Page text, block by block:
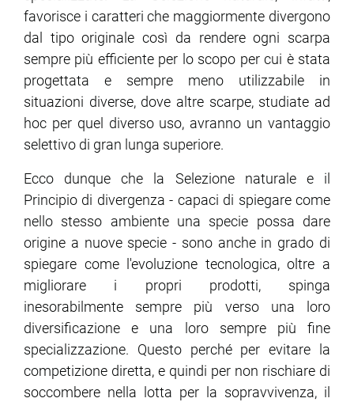
favorisce i caratteri che maggiormente divergono
dal tipo originale così da rendere ogni scarpa
sempre più efficiente per lo scopo per cui è stata
progettata e sempre meno utilizzabile in
situazioni diverse, dove altre scarpe, studiate ad
hoc per quel diverso uso, avranno un vantaggio
selettivo di gran lunga superiore.
Ecco dunque che la Selezione naturale e il
Principio di divergenza - capaci di spiegare come
nello stesso ambiente una specie possa dare
origine a nuove specie - sono anche in grado di
spiegare come l'evoluzione tecnologica, oltre a
migliorare i propri prodotti, spinga
inesorabilmente sempre più verso una loro
diversificazione e una loro sempre più fine
specializzazione. Questo perché per evitare la
competizione diretta, e quindi per non rischiare di
soccombere nella lotta per la sopravvivenza, il